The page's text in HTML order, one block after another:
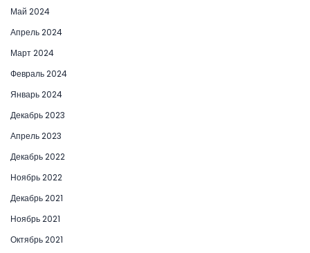
Май 2024
Апрель 2024
Март 2024
Февраль 2024
Январь 2024
Декабрь 2023
Апрель 2023
Декабрь 2022
Ноябрь 2022
Декабрь 2021
Ноябрь 2021
Октябрь 2021